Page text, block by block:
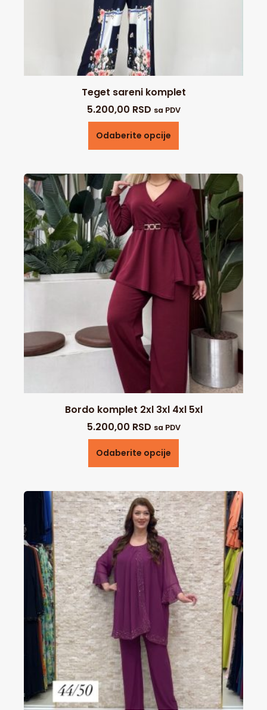
Teget sareni komplet
5.200,00 RSD sa PDV
Odaberite opcije
Bordo komplet 2xl 3xl 4xl 5xl
5.200,00 RSD sa PDV
Odaberite opcije